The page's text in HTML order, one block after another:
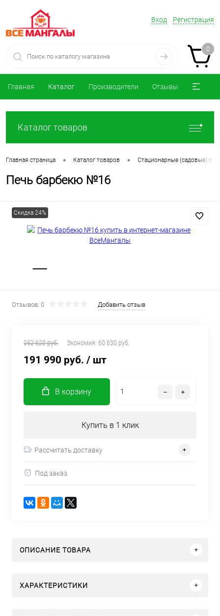
Вход Регистрация
0
Главная Каталог Производители Отзывы
Каталог товаров
Главная страница • Каталог товаров • Стационарные (садовые)
Печь барбекю №16
Скидка 24%
Отзывов: 0 Добавить отзыв
252 620 руб. Экономия: 60 630 руб.
191 990 руб. / шт
В корзину
Купить в 1 клик
Рассчитать доставку
Под заказ
ОПИСАНИЕ ТОВАРА
ХАРАКТЕРИСТИКИ